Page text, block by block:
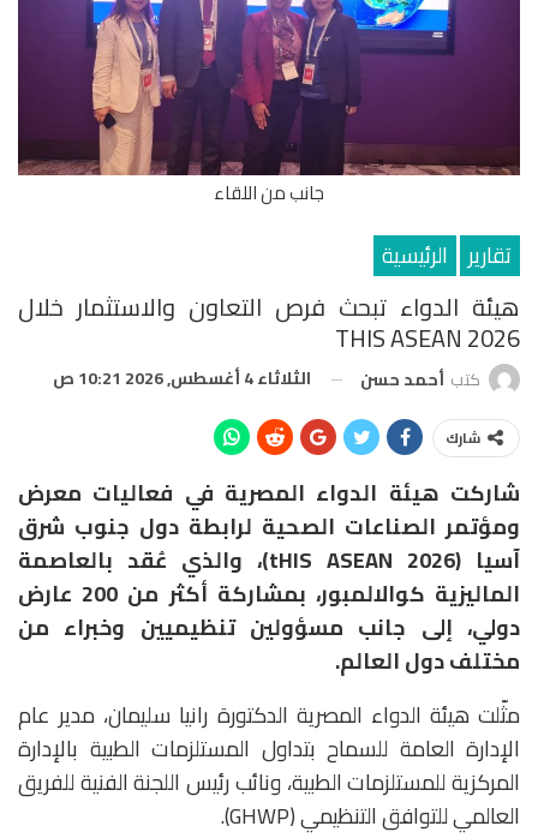
جانب من اللقاء
تقارير الرئيسية
هيئة الدواء تبحث فرص التعاون والاستثمار خلال
THIS ASEAN 2026
كتب أحمد حسن الثلاثاء 4 أغسطس, 2026 10:21 ص
شارك
شاركت هيئة الدواء المصرية في فعاليات معرض
ومؤتمر الصناعات الصحية لرابطة دول جنوب شرق
آسيا (tHIS ASEAN 2026)، والذي عُقد بالعاصمة
الماليزية كوالالمبور، بمشاركة أكثر من 200 عارض
دولي، إلى جانب مسؤولين تنظيميين وخبراء من
مختلف دول العالم.
مثّلت هيئة الدواء المصرية الدكتورة رانيا سليمان، مدير عام
الإدارة العامة للسماح بتداول المستلزمات الطبية بالإدارة
المركزية للمستلزمات الطبية، ونائب رئيس اللجنة الفنية للفريق
العالمي للتوافق التنظيمي (GHWP).